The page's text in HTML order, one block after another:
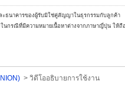
ะธนาคารของผู้รับมิใช่คู่สัญญาในธุรกรรมกับลูกค้า
นกรณีที่มีความหมายเนื้อหาต่างจากภาษาญี่ปุ่น ให้
> วิดีโออธิบายการใช้งาน